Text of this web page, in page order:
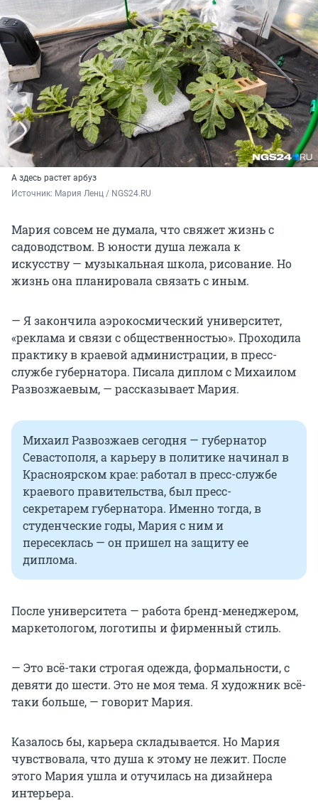
А здесь растет арбуз
Источник: Мария Ленц / NGS24.RU
Мария совсем не думала, что свяжет жизнь с
садоводством. В юности душа лежала к
искусству — музыкальная школа, рисование. Но
жизнь она планировала связать с иным.
— Я закончила аэрокосмический университет,
«реклама и связи с общественностью». Проходила
практику в краевой администрации, в пресс-
службе губернатора. Писала диплом с Михаилом
Развозжаевым, — рассказывает Мария.
Михаил Развозжаев сегодня — губернатор
Севастополя, а карьеру в политике начинал в
Красноярском крае: работал в пресс-службе
краевого правительства, был пресс-
секретарем губернатора. Именно тогда, в
студенческие годы, Мария с ним и
пересеклась — он пришел на защиту ее
диплома.
После университета — работа бренд-менеджером,
маркетологом, логотипы и фирменный стиль.
— Это всё-таки строгая одежда, формальности, с
девяти до шести. Это не моя тема. Я художник всё-
таки больше, — говорит Мария.
Казалось бы, карьера складывается. Но Мария
чувствовала, что душа к этому не лежит. После
этого Мария ушла и отучилась на дизайнера
интерьера.